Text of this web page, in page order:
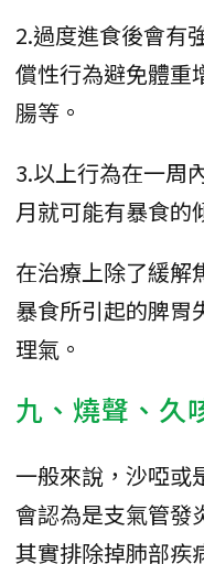
2.過度進食後會有
償性行為避免體重
腸等。
3.以上行為在一周
月就可能有暴食的
在治療上除了緩解
暴食所引起的脾胃
理氣。
九、燒聲、久
一般來說，沙啞或
會認為是支氣管發
其實排除掉肺部疾